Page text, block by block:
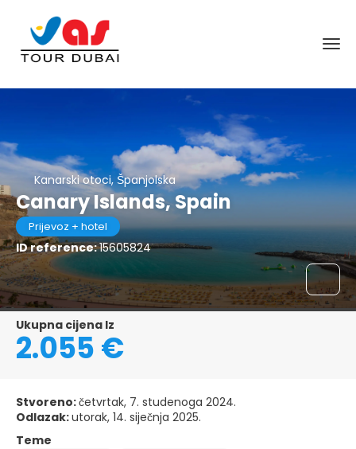
Kanarski otoci, Španjolska
Canary Islands, Spain
Prijevoz + hotel
ID reference:15605824
Ukupna cijena Iz
2.055 €
Stvoreno:četvrtak, 7. studenoga 2024.
Odlazak:utorak, 14. siječnja 2025.
Teme